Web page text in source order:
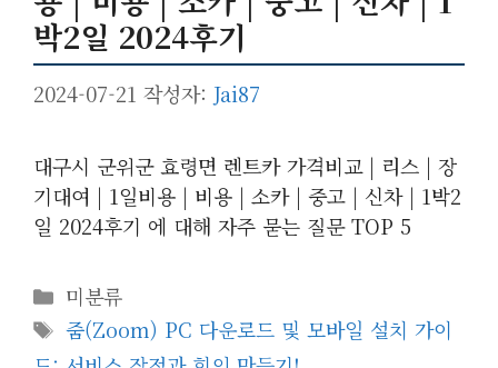
박2일 2024후기
2024-07-21 작성자: Jai87
대구시 군위군 효령면 렌트카 가격비교 | 리스 | 장
기대여 | 1일비용 | 비용 | 소카 | 중고 | 신차 | 1박2
일 2024후기 에 대해 자주 묻는 질문 TOP 5
카
테
고
미분류
태
그
줌(Zoom) PC 다운로드 및 모바일 설치 가이